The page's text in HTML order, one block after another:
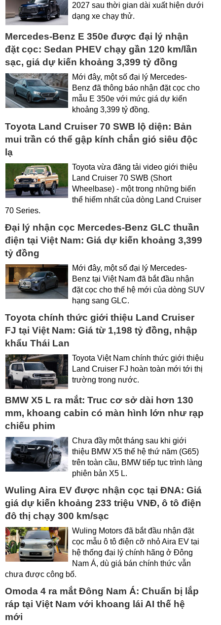
2027 sau thời gian dài xuất hiện dưới
dạng xe chạy thử.
Mercedes-Benz E 350e được đại lý nhận
đặt cọc: Sedan PHEV chạy gần 120 km/lần
sạc, giá dự kiến khoảng 3,399 tỷ đồng
Mới đây, một số đại lý Mercedes-
Benz đã thông báo nhận đặt cọc cho
mẫu E 350e với mức giá dự kiến
khoảng 3,399 tỷ đồng.
Toyota Land Cruiser 70 SWB lộ diện: Bản
mui trần có thể gập kính chắn gió siêu độc
lạ
Toyota vừa đăng tải video giới thiệu
Land Cruiser 70 SWB (Short
Wheelbase) - một trong những biến
thể hiếm nhất của dòng Land Cruiser
70 Series.
Đại lý nhận cọc Mercedes-Benz GLC thuần
điện tại Việt Nam: Giá dự kiến khoảng 3,399
tỷ đồng
Mới đây, một số đại lý Mercedes-
Benz tại Việt Nam đã bắt đầu nhận
đặt cọc cho thế hệ mới của dòng SUV
hạng sang GLC.
Toyota chính thức giới thiệu Land Cruiser
FJ tại Việt Nam: Giá từ 1,198 tỷ đồng, nhập
khẩu Thái Lan
Toyota Việt Nam chính thức giới thiệu
Land Cruiser FJ hoàn toàn mới tới thị
trường trong nước.
BMW X5 L ra mắt: Truc cơ sở dài hơn 130
mm, khoang cabin có màn hình lớn như rạp
chiếu phim
Chưa đầy một tháng sau khi giới
thiệu BMW X5 thế hệ thứ năm (G65)
trên toàn cầu, BMW tiếp tục trình làng
phiên bản X5 L.
Wuling Aira EV được nhận cọc tại ĐNA: Giá
giá dự kiến khoảng 233 triệu VNĐ, ô tô điện
đô thị chạy 300 km/sạc
Wuling Motors đã bắt đầu nhận đặt
cọc mẫu ô tô điện cỡ nhỏ Aira EV tại
hệ thống đại lý chính hãng ở Đông
Nam Á, dù giá bán chính thức vẫn
chưa được công bố.
Omoda 4 ra mắt Đông Nam Á: Chuẩn bị lắp
ráp tại Việt Nam với khoang lái AI thế hệ
mới